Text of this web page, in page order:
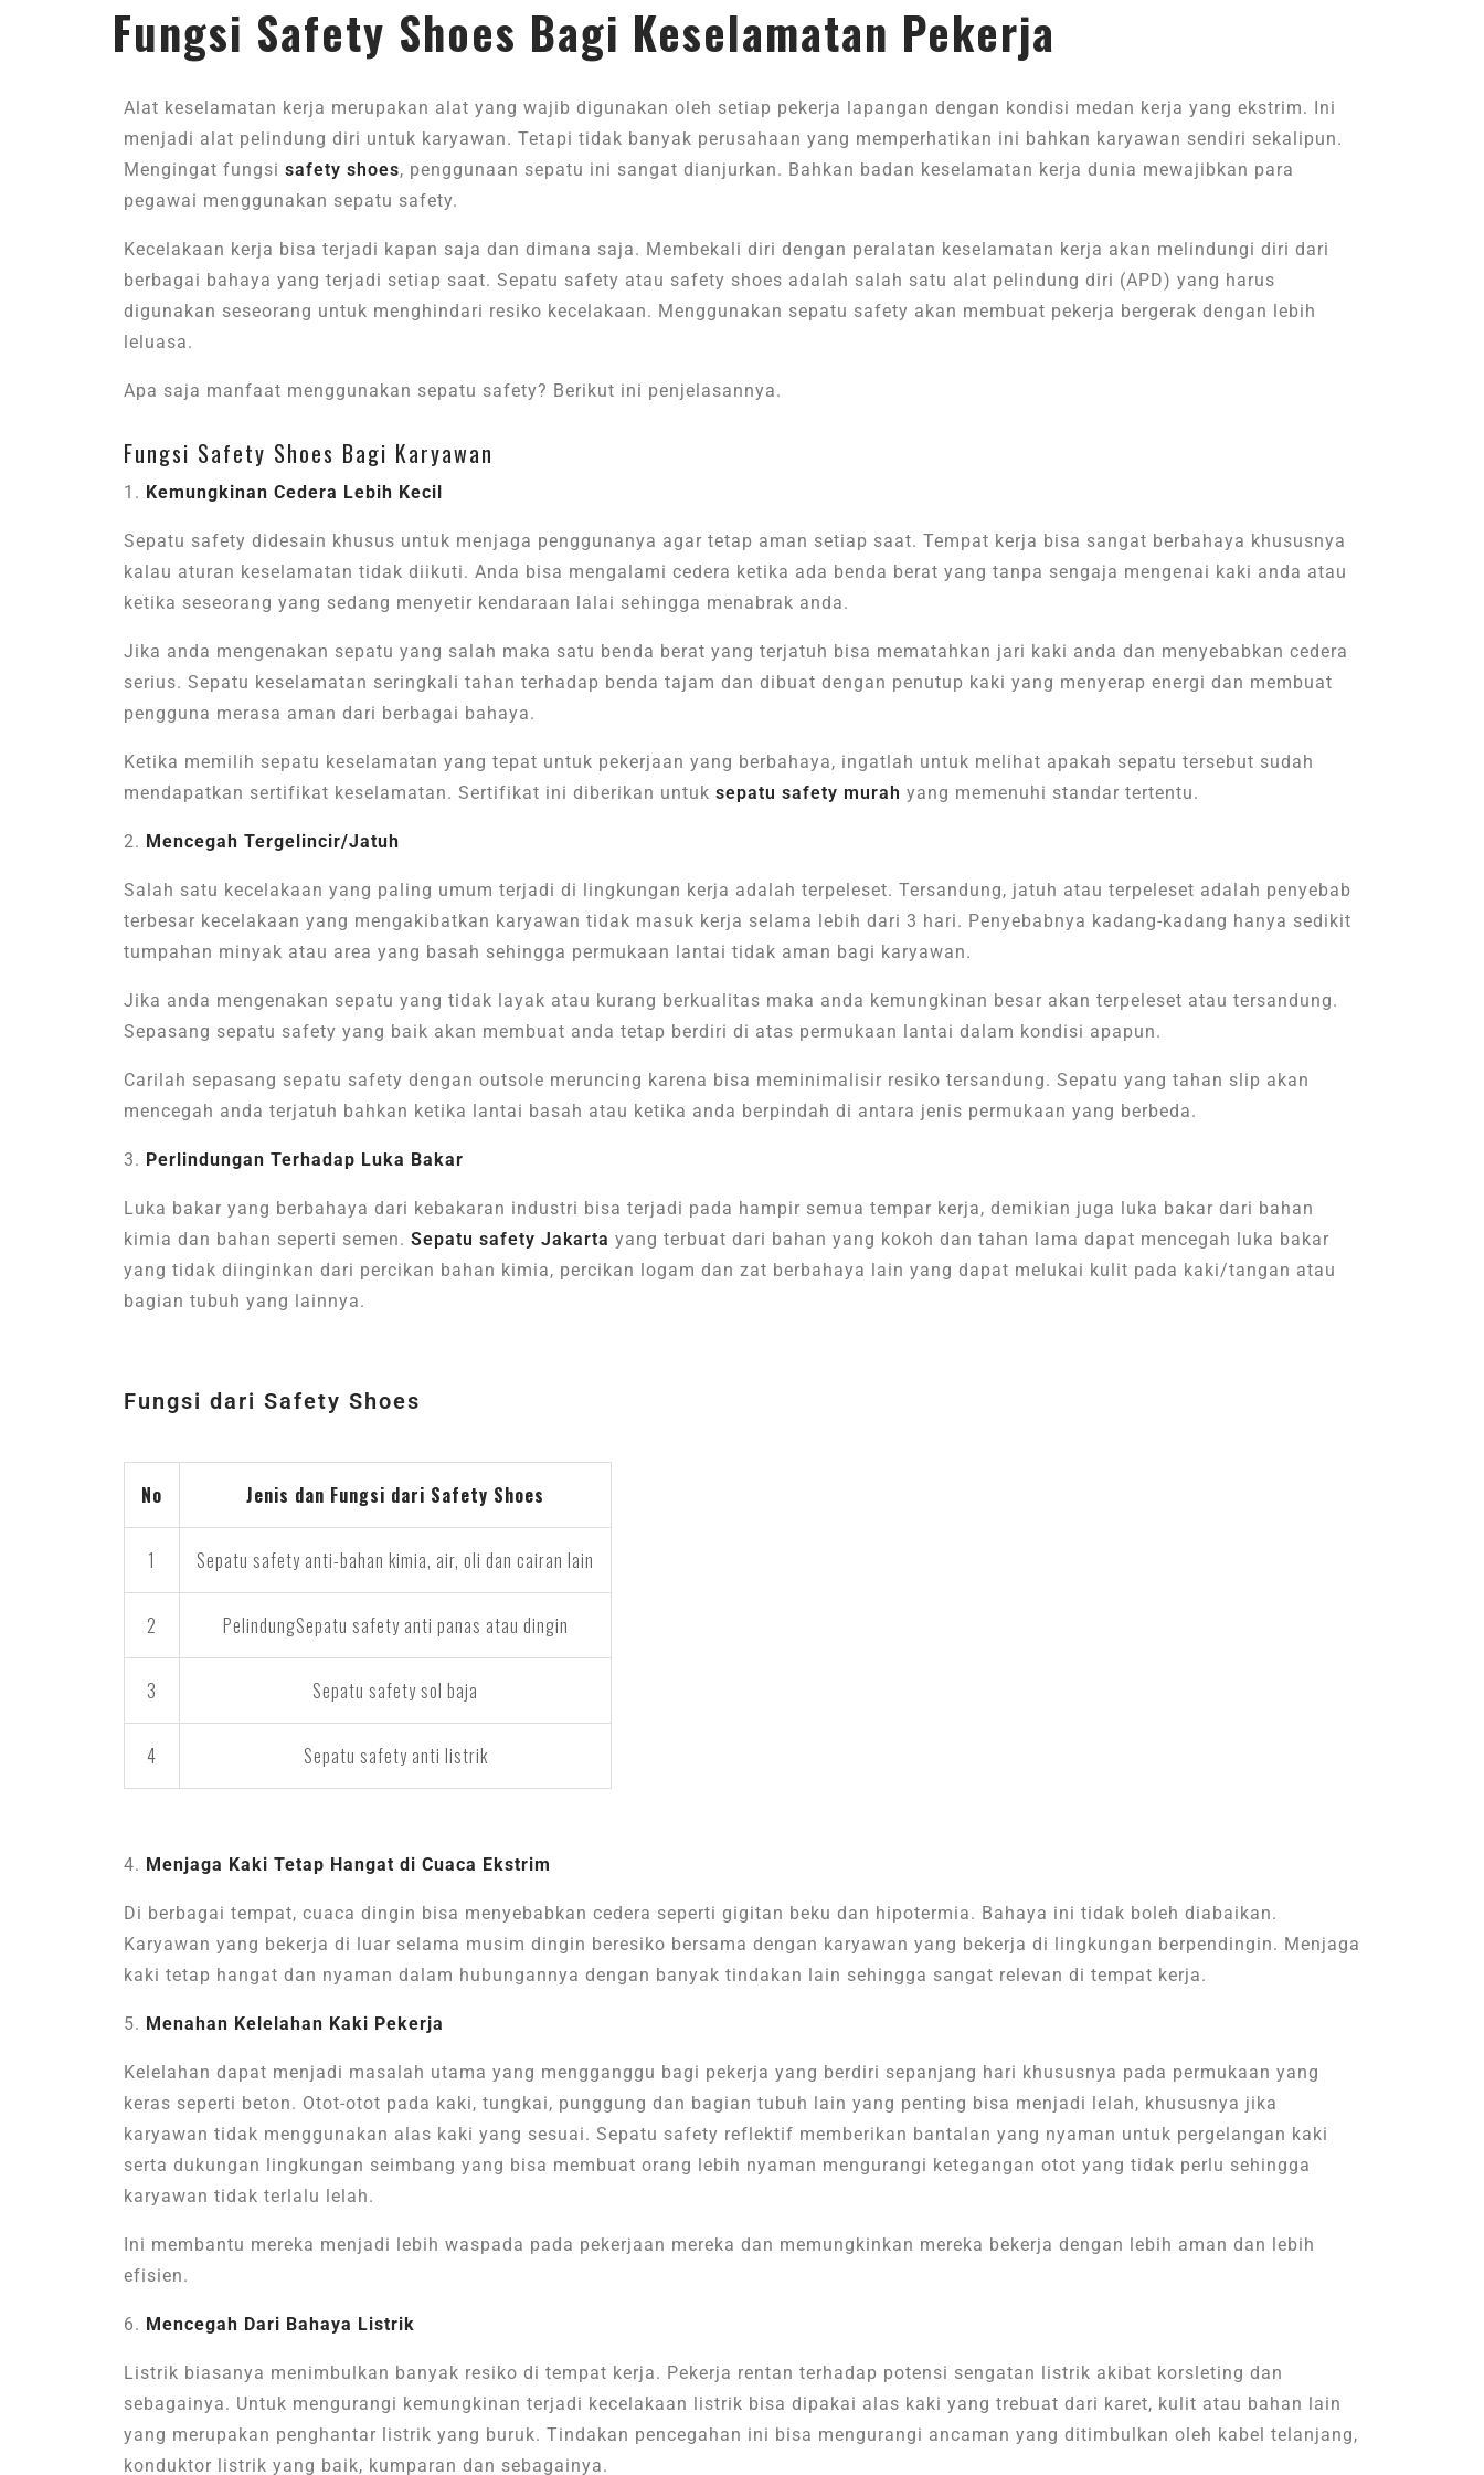
Fungsi Safety Shoes Bagi Keselamatan Pekerja
Alat keselamatan kerja merupakan alat yang wajib digunakan oleh setiap pekerja lapangan dengan kondisi medan kerja yang ekstrim. Ini
menjadi alat pelindung diri untuk karyawan. Tetapi tidak banyak perusahaan yang memperhatikan ini bahkan karyawan sendiri sekalipun.
Mengingat fungsi safety shoes, penggunaan sepatu ini sangat dianjurkan. Bahkan badan keselamatan kerja dunia mewajibkan para
pegawai menggunakan sepatu safety.
Kecelakaan kerja bisa terjadi kapan saja dan dimana saja. Membekali diri dengan peralatan keselamatan kerja akan melindungi diri dari
berbagai bahaya yang terjadi setiap saat. Sepatu safety atau safety shoes adalah salah satu alat pelindung diri (APD) yang harus
digunakan seseorang untuk menghindari resiko kecelakaan. Menggunakan sepatu safety akan membuat pekerja bergerak dengan lebih
leluasa.
Apa saja manfaat menggunakan sepatu safety? Berikut ini penjelasannya.
Fungsi Safety Shoes Bagi Karyawan
Kemungkinan Cedera Lebih Kecil
Sepatu safety didesain khusus untuk menjaga penggunanya agar tetap aman setiap saat. Tempat kerja bisa sangat berbahaya khususnya
kalau aturan keselamatan tidak diikuti. Anda bisa mengalami cedera ketika ada benda berat yang tanpa sengaja mengenai kaki anda atau
ketika seseorang yang sedang menyetir kendaraan lalai sehingga menabrak anda.
Jika anda mengenakan sepatu yang salah maka satu benda berat yang terjatuh bisa mematahkan jari kaki anda dan menyebabkan cedera
serius. Sepatu keselamatan seringkali tahan terhadap benda tajam dan dibuat dengan penutup kaki yang menyerap energi dan membuat
pengguna merasa aman dari berbagai bahaya.
Ketika memilih sepatu keselamatan yang tepat untuk pekerjaan yang berbahaya, ingatlah untuk melihat apakah sepatu tersebut sudah
mendapatkan sertifikat keselamatan. Sertifikat ini diberikan untuk sepatu safety murah yang memenuhi standar tertentu.
Mencegah Tergelincir/Jatuh
Salah satu kecelakaan yang paling umum terjadi di lingkungan kerja adalah terpeleset. Tersandung, jatuh atau terpeleset adalah penyebab
terbesar kecelakaan yang mengakibatkan karyawan tidak masuk kerja selama lebih dari 3 hari. Penyebabnya kadang-kadang hanya sedikit
tumpahan minyak atau area yang basah sehingga permukaan lantai tidak aman bagi karyawan.
Jika anda mengenakan sepatu yang tidak layak atau kurang berkualitas maka anda kemungkinan besar akan terpeleset atau tersandung.
Sepasang sepatu safety yang baik akan membuat anda tetap berdiri di atas permukaan lantai dalam kondisi apapun.
Carilah sepasang sepatu safety dengan outsole meruncing karena bisa meminimalisir resiko tersandung. Sepatu yang tahan slip akan
mencegah anda terjatuh bahkan ketika lantai basah atau ketika anda berpindah di antara jenis permukaan yang berbeda.
Perlindungan Terhadap Luka Bakar
Luka bakar yang berbahaya dari kebakaran industri bisa terjadi pada hampir semua tempar kerja, demikian juga luka bakar dari bahan
kimia dan bahan seperti semen. Sepatu safety Jakarta yang terbuat dari bahan yang kokoh dan tahan lama dapat mencegah luka bakar
yang tidak diinginkan dari percikan bahan kimia, percikan logam dan zat berbahaya lain yang dapat melukai kulit pada kaki/tangan atau
bagian tubuh yang lainnya.
Fungsi dari Safety Shoes
No Jenis dan Fungsi dari Safety Shoes
1 Sepatu safety anti-bahan kimia, air, oli dan cairan lain
2 PelindungSepatu safety anti panas atau dingin
3 Sepatu safety sol baja
4 Sepatu safety anti listrik
Menjaga Kaki Tetap Hangat di Cuaca Ekstrim
Di berbagai tempat, cuaca dingin bisa menyebabkan cedera seperti gigitan beku dan hipotermia. Bahaya ini tidak boleh diabaikan.
Karyawan yang bekerja di luar selama musim dingin beresiko bersama dengan karyawan yang bekerja di lingkungan berpendingin. Menjaga
kaki tetap hangat dan nyaman dalam hubungannya dengan banyak tindakan lain sehingga sangat relevan di tempat kerja.
Menahan Kelelahan Kaki Pekerja
Kelelahan dapat menjadi masalah utama yang mengganggu bagi pekerja yang berdiri sepanjang hari khususnya pada permukaan yang
keras seperti beton. Otot-otot pada kaki, tungkai, punggung dan bagian tubuh lain yang penting bisa menjadi lelah, khususnya jika
karyawan tidak menggunakan alas kaki yang sesuai. Sepatu safety reflektif memberikan bantalan yang nyaman untuk pergelangan kaki
serta dukungan lingkungan seimbang yang bisa membuat orang lebih nyaman mengurangi ketegangan otot yang tidak perlu sehingga
karyawan tidak terlalu lelah.
Ini membantu mereka menjadi lebih waspada pada pekerjaan mereka dan memungkinkan mereka bekerja dengan lebih aman dan lebih
efisien.
Mencegah Dari Bahaya Listrik
Listrik biasanya menimbulkan banyak resiko di tempat kerja. Pekerja rentan terhadap potensi sengatan listrik akibat korsleting dan
sebagainya. Untuk mengurangi kemungkinan terjadi kecelakaan listrik bisa dipakai alas kaki yang trebuat dari karet, kulit atau bahan lain
yang merupakan penghantar listrik yang buruk. Tindakan pencegahan ini bisa mengurangi ancaman yang ditimbulkan oleh kabel telanjang,
konduktor listrik yang baik, kumparan dan sebagainya.